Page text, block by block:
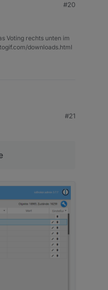
#20
Voting rechts unten im
downloads.html
#21